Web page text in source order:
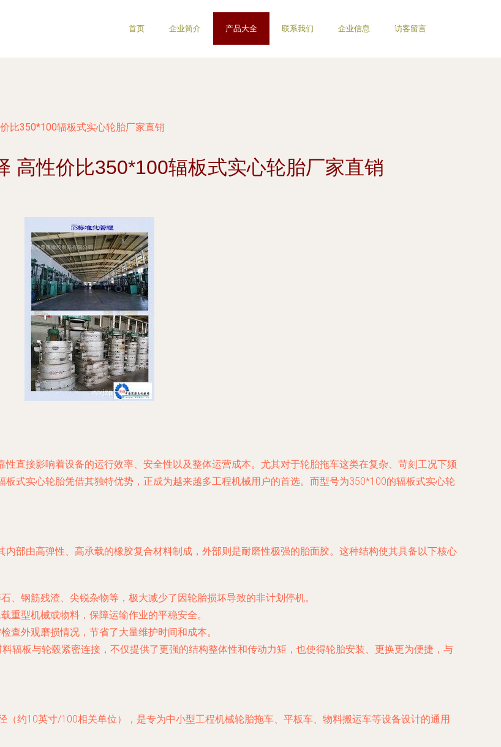
首页 企业简介 产品大全 联系我们 企业信息 访客留言
比350*100辐板式实心轮胎厂家直销
高性价比350*100辐板式实心轮胎厂家直销
直接影响着设备的运行效率、安全性以及整体运营成本。尤其对于轮胎拖车这类在复杂、苛刻工况下频
式实心轮胎凭借其独特优势，正成为越来越多工程机械用户的首选。而型号为350*100的辐板式实心轮
部由高弹性、高承载的橡胶复合材料制成，外部则是耐磨性极强的胎面胶。这种结构使其具备以下核心
、钢筋残渣、尖锐杂物等，极大减少了因轮胎损坏导致的非计划停机。
重型机械或物料，保障运输作业的平稳安全。
查外观磨损情况，节省了大量维护时间和成本。
辐板与轮毂紧密连接，不仅提供了更强的结构整体性和传动力矩，也使得轮胎安装、更换更为便捷，与
约10英寸/100相关单位），是专为中小型工程机械轮胎拖车、平板车、物料搬运车等设备设计的通用